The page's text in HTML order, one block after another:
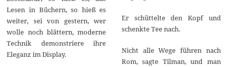
Lesen in Büchern, so hieß es
weiter, sei von gestern, wer
wolle noch blättern, moderne
Technik demonstriere ihre
Eleganz im Display.
Er schüttelte den Kopf und
schenkte Tee nach.
Nicht alle Wege führen nach
Rom, sagte Tilman, und man